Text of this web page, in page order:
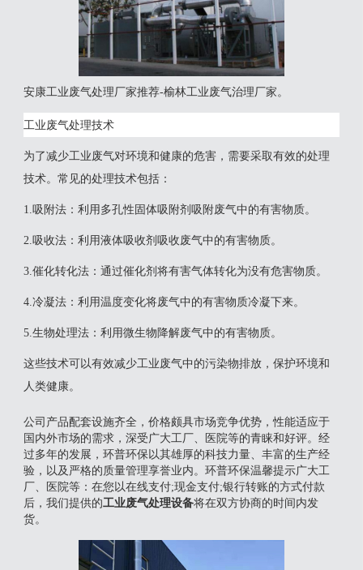
安康工业废气处理厂家推荐-榆林工业废气治理厂家。
工业废气处理技术
为了减少工业废气对环境和健康的危害，需要采取有效的处理
技术。常见的处理技术包括：
1‌.吸附法‌：利用多孔性固体吸附剂吸附废气中的有害物质。
2‌.吸收法‌：利用液体吸收剂吸收废气中的有害物质。
3‌.催化转化法‌：通过催化剂将有害气体转化为没有危害物质。
‌4.冷凝法‌：利用温度变化将废气中的有害物质冷凝下来。
5‌.生物处理法‌：利用微生物降解废气中的有害物质。
这些技术可以有效减少工业废气中的污染物排放，保护环境和
人类健康‌。
公司产品配套设施齐全，价格颇具市场竞争优势，性能适应于
国内外市场的需求，深受广大工厂、医院等的青睐和好评。经
过多年的发展，环普环保以其雄厚的科技力量、丰富的生产经
验，以及严格的质量管理享誉业内。环普环保温馨提示广大工
厂、医院等：在您以在线支付;现金支付;银行转账的方式付款
后，我们提供的工业废气处理设备将在双方协商的时间内发
货。